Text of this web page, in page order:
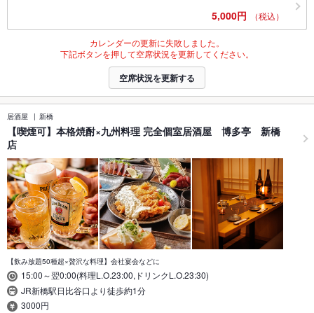
5,000円 （税込）
カレンダーの更新に失敗しました。
下記ボタンを押して空席状況を更新してください。
空席状況を更新する
居酒屋 新橋
【喫煙可】本格焼酎×九州料理 完全個室居酒屋 博多亭 新橋
店
【飲み放題50種超×贅沢な料理】会社宴会などに
15:00～翌0:00(料理L.O.23:00,ドリンクL.O.23:30)
JR新橋駅日比谷口より徒歩約1分
3000円